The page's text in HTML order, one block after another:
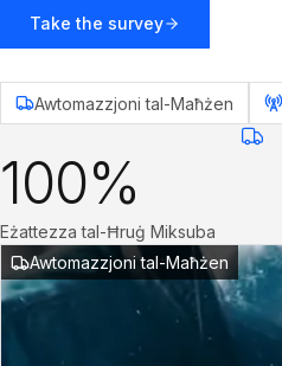
Take the survey
Awtomazzjoni tal-Maħżen
100%
Eżattezza tal-Ħruġ Miksuba
Awtomazzjoni tal-Maħżen